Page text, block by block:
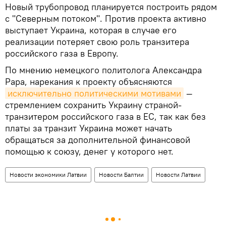
Новый трубопровод планируется построить рядом
с "Северным потоком". Против проекта активно
выступает Украина, которая в случае его
реализации потеряет свою роль транзитера
российского газа в Европу.
По мнению немецкого политолога Александра
Рара, нарекания к проекту объясняются
исключительно политическими мотивами —
стремлением сохранить Украину страной-
транзитером российского газа в ЕС, так как без
платы за транзит Украина может начать
обращаться за дополнительной финансовой
помощью к союзу, денег у которого нет.
Новости экономики Латвии Новости Балтии Новости Латвии